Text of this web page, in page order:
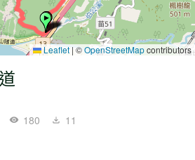
Leaflet | ©OpenStreetMapcontributors
180 11